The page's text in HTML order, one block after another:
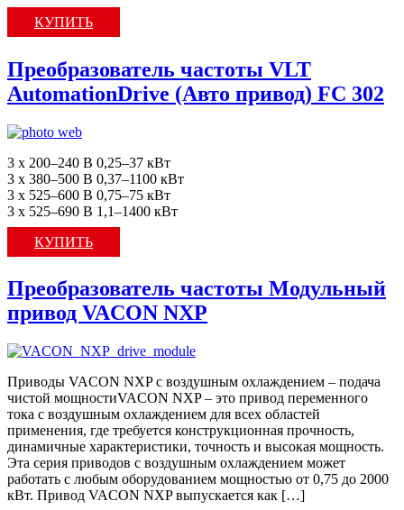
КУПИТЬ
Преобразователь частоты VLT
AutomationDrive (Авто привод) FC 302
3 x 200–240 В 0,25–37 кВт
3 x 380–500 В 0,37–1100 кВт
3 x 525–600 В 0,75–75 кВт
3 x 525–690 В 1,1–1400 кВт
КУПИТЬ
Преобразователь частоты Модульный
привод VACON NXP
Приводы VACON NXP с воздушным охлаждением – подача
чистой мощностиVACON NXP – это привод переменного
тока с воздушным охлаждением для всех областей
применения, где требуется конструкционная прочность,
динамичные характеристики, точность и высокая мощность.
Эта серия приводов с воздушным охлаждением может
работать с любым оборудованием мощностью от 0,75 до 2000
кВт. Привод VACON NXP выпускается как […]